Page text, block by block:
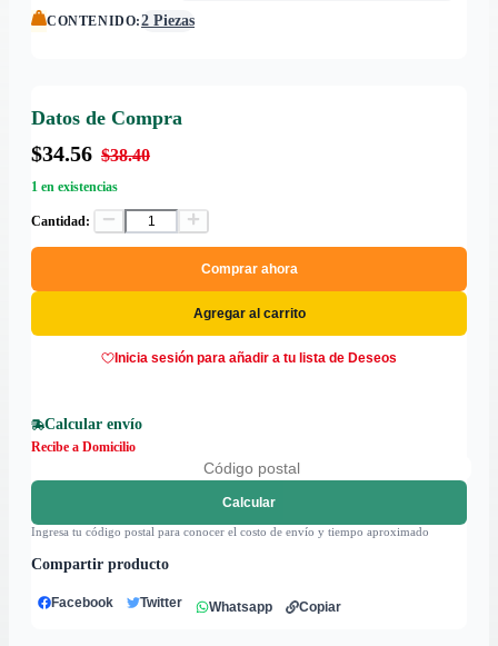
CONTENIDO:2 Piezas
Datos de Compra
$34.56 $38.40
1 en existencias
Cantidad:
Comprar ahora
Agregar al carrito
Inicia sesión para añadir a tu lista de Deseos
Calcular envío
Recibe a Domicilio
Calcular
Ingresa tu código postal para conocer el costo de envío y tiempo aproximado
Compartir producto
Facebook Twitter Whatsapp Copiar